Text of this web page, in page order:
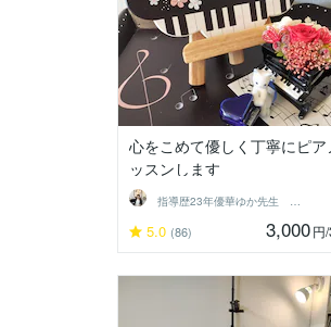
心をこめて優しく丁寧にピア
ッスンします
指導歴23年優華ゆか先生 グレード対応可
5.0 (86) 3,000円